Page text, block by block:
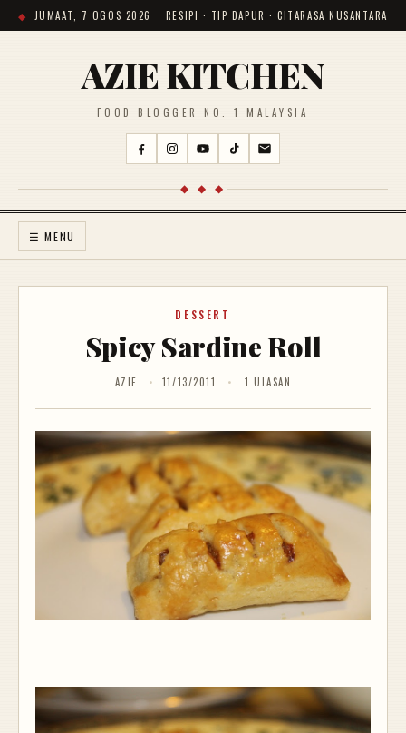
JUMAAT, 7 OGOS 2026 RESIPI · TIP DAPUR · CITARASA NUSANTARA
AZIE KITCHEN
FOOD BLOGGER NO. 1 MALAYSIA
◆ ◆ ◆
☰ MENU
DESSERT
Spicy Sardine Roll
AZIE 11/13/2011 1 ULASAN